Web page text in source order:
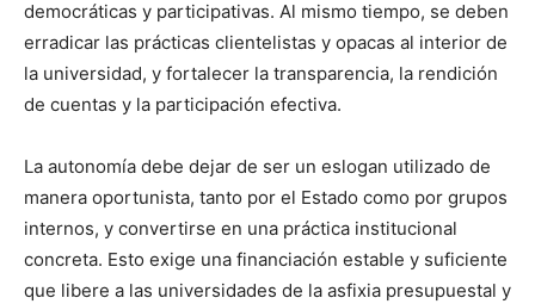
democráticas y participativas. Al mismo tiempo, se deben
erradicar las prácticas clientelistas y opacas al interior de
la universidad, y fortalecer la transparencia, la rendición
de cuentas y la participación efectiva.
La autonomía debe dejar de ser un eslogan utilizado de
manera oportunista, tanto por el Estado como por grupos
internos, y convertirse en una práctica institucional
concreta. Esto exige una financiación estable y suficiente
que libere a las universidades de la asfixia presupuestal y